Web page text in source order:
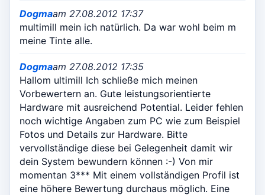
Dogmaam 27.08.2012 17:37
multimill mein ich natürlich. Da war wohl beim m
meine Tinte alle.
Dogmaam 27.08.2012 17:35
Hallom ultimill Ich schließe mich meinen
Vorbewertern an. Gute leistungsorientierte
Hardware mit ausreichend Potential. Leider fehlen
noch wichtige Angaben zum PC wie zum Beispiel
Fotos und Details zur Hardware. Bitte
vervollständige diese bei Gelegenheit damit wir
dein System bewundern können :-) Von mir
momentan 3*** Mit einem vollständigen Profil ist
eine höhere Bewertung durchaus möglich. Eine